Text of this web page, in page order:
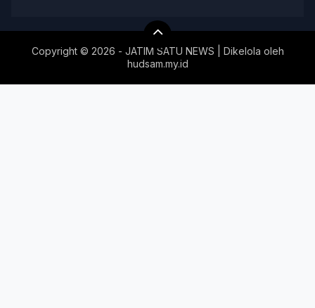
Copyright © 2026 - JATIM SATU NEWS | Dikelola oleh
hudsam.my.id